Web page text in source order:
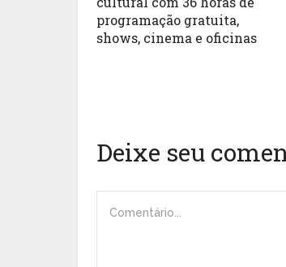
programação gratuita,
shows, cinema e oficinas
Deixe seu